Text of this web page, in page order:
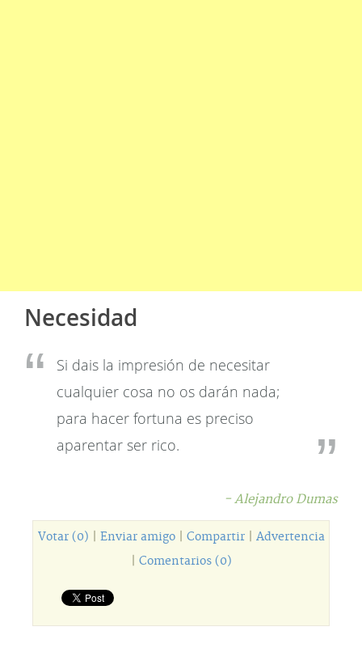
Necesidad
Si dais la impresión de necesitar
cualquier cosa no os darán nada;
para hacer fortuna es preciso
aparentar ser rico.
- Alejandro Dumas
Votar (0) Enviar amigo| Compartir| Advertencia
Comentarios (0)